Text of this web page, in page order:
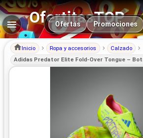
OfertitasTOP
Navegación principal
Ofertas Promociones
Inicio Ropa y accesorios
Calzado
Adidas Predator Elite Fold-Over Tongue –